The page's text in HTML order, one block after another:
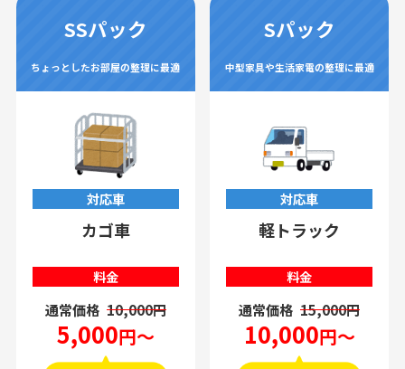
SSパック
ちょっとしたお部屋の整理に最適
対応車
カゴ車
料金
通常価格 10,000円
5,000円～
Sパック
中型家具や生活家電の整理に最適
対応車
軽トラック
料金
通常価格 15,000円
10,000円～